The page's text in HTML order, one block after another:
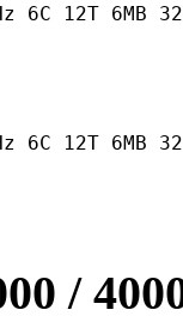
6C 12T 6MB
6C 12T 6MB
/